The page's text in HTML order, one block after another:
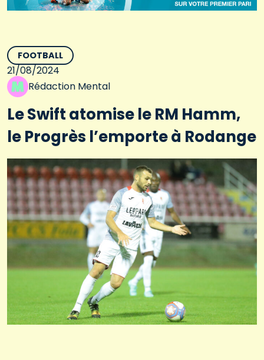
FOOTBALL
21/08/2024
Rédaction Mental
Le Swift atomise le RM Hamm,
le Progrès l’emporte à Rodange